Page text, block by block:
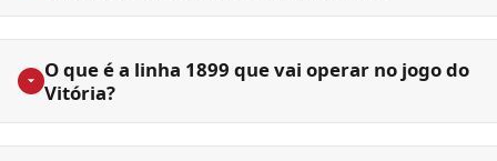
O que é a linha 1899 que vai operar no jogo do
Vitória?